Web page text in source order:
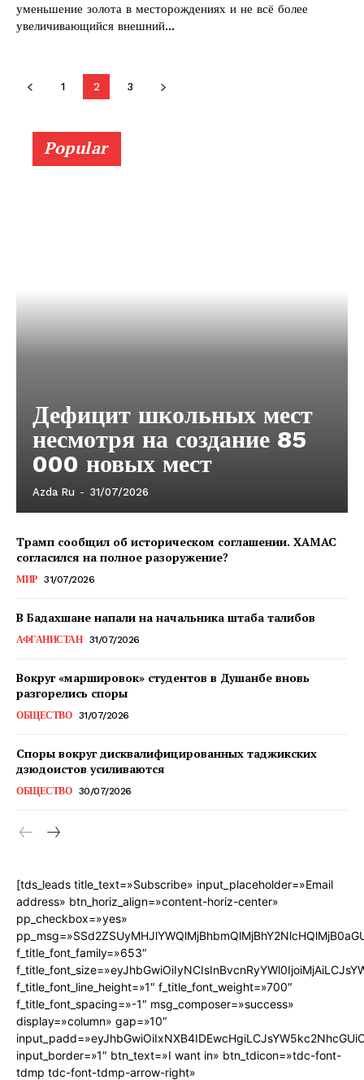
уменьшение золота в месторождениях и не всё более
увеличивающийся внешний...
1 2 3
Popular
Дефицит школьных мест
несмотря на создание 85
000 новых мест
Azda Ru - 31/07/2026
Трамп сообщил об историческом соглашении. ХАМАС
согласился на полное разоружение?
МИР 31/07/2026
В Бадахшане напали на начальника штаба талибов
АФГАНИСТАН 31/07/2026
Вокруг «маршировок» студентов в Душанбе вновь
разгорелись споры
ОБЩЕСТВО 31/07/2026
Споры вокруг дисквалифицированных таджикских
дзюдоистов усиливаются
ОБЩЕСТВО 30/07/2026
[tds_leads title_text=»Subscribe» input_placeholder=»Email
address» btn_horiz_align=»content-horiz-center»
pp_checkbox=»yes»
f_title_font_family=»653″
f_title_font_line_height=»1″ f_title_font_weight=»700″
f_title_font_spacing=»-1″ msg_composer=»success»
display=»column» gap=»10″
input_border=»1″ btn_text=»I want in» btn_tdicon=»tdc-font-
tdmp tdc-font-tdmp-arrow-right»